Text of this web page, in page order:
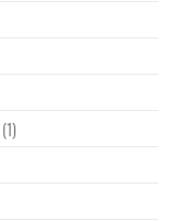
(1)